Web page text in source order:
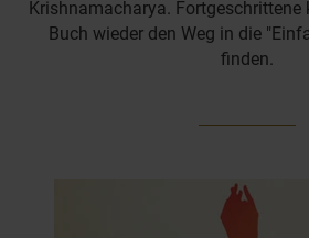
Krishnamacharya. Fortgeschrittene
Buch wieder den Weg in die
finden.